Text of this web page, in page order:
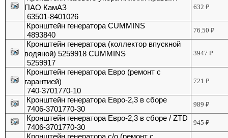
ПАО КамАЗ
63501-8401026
632₽
Кронштейн генератора CUMMINS
4893840
76.50₽
Кронштейн генератора (коллектор впускной
водяной) 5259918 CUMMINS
5259917
3947₽
Кронштейн генератора Евро (ремонт с
гарантией)
740-3701770-10
721₽
Кронштейн генератора Евро-2,3 в сборе
7406-3701770-30
989₽
Кронштейн генератора Евро-2,3 в сборе / ZTD
7406-3701770-30
945₽